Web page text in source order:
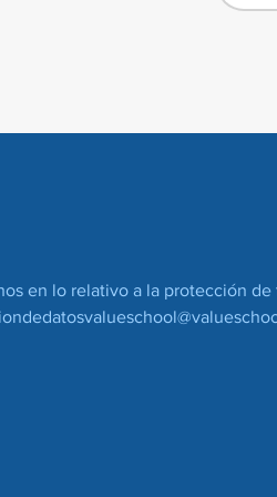
en lo relativo a la protección de